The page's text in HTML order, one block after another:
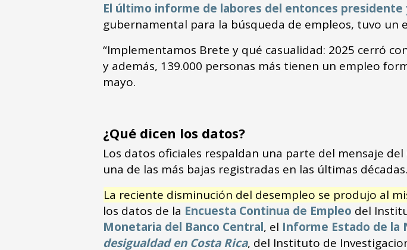
El último informe de labores del entonces presidente
gubernamental para la búsqueda de empleos, tuvo un
“Implementamos Brete y qué casualidad: 2025 cerró
y además, 139.000 personas más tienen un empleo
mayo.
¿Qué dicen los datos?
Los datos oficiales respaldan una parte del mensaje
una de las más bajas registradas en las últimas
La reciente disminución del desempleo se produjo al
los datos de la Encuesta Continua de Empleo del
Monetaria del Banco Central, el Informe Estado de la
desigualdad en Costa Rica, del Instituto de